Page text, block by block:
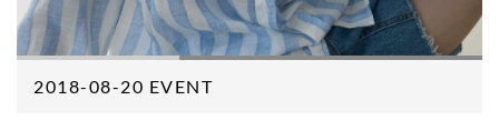
2018-08-20 EVENT